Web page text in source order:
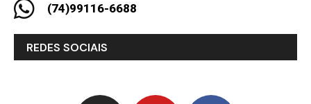
(74)99116-6688
REDES SOCIAIS